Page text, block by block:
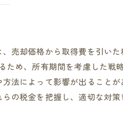
理士との協力と税金対策のまと
めのコミュニケーション法
そのチェックリスト
策の総まとめ
売却価格から取得費を引い
め、所有期間を考慮した戦
法によって影響が出ること
の税金を把握し、適切な対